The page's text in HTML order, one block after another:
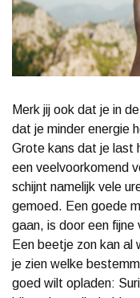
Merk jij ook dat je in
dat je minder energie
Grote kans dat je last
een veelvoorkomend
schijnt namelijk vele
gemoed. Een goede
gaan, is door een
Een beetje zon kan
je zien welke
goed wilt opladen: